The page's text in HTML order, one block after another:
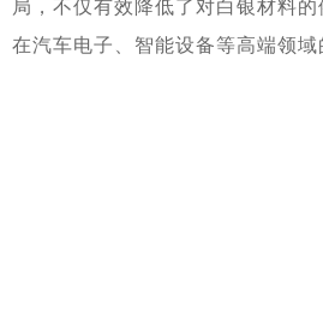
局，不仅有效降低了对白银材料
在汽车电子、智能设备等高端领域